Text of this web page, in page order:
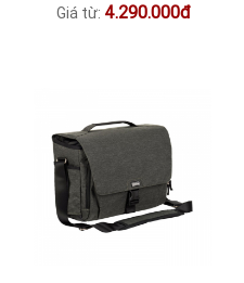
Giá từ: 4.290.000đ